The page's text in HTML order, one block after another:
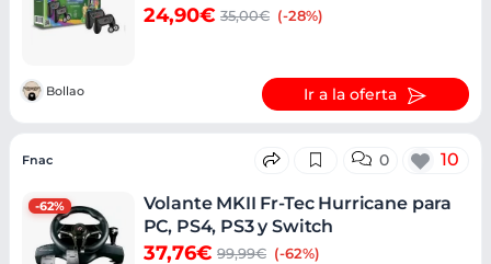
24,90€ 35,00€ (-28%)
Bollao Ir a la oferta
-62%
Fnac 0 10
Volante MKII Fr-Tec Hurricane para
PC, PS4, PS3 y Switch
37,76€ 99,99€ (-62%)